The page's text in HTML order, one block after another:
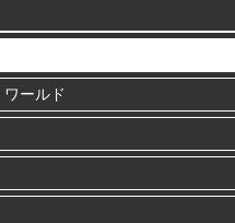
ールド